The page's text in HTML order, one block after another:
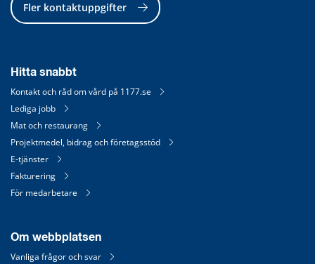
Fler kontaktuppgifter
Hitta snabbt
Kontakt och råd om vård på 1177.se
Lediga jobb
Mat och restaurang
Projektmedel, bidrag och företagsstöd
E-tjänster
Fakturering
För medarbetare
Om webbplatsen
Vanliga frågor och svar